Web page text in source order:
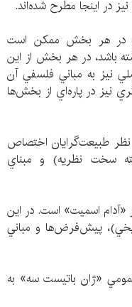
در اينجا مطرح شده‌اند.
در هر بخش ممكن است
باشد، در هر بخش از اين
نيز به مباني فلسفي آن
نيز در پاره‌اي از بخش‌ها
طبيعت‌گرايان اختصاص
سخت نظريه) و مبناي
اسميت» است. در اين
پيش‌فرض‌ها و مباني
«ژان باتيست سه» به